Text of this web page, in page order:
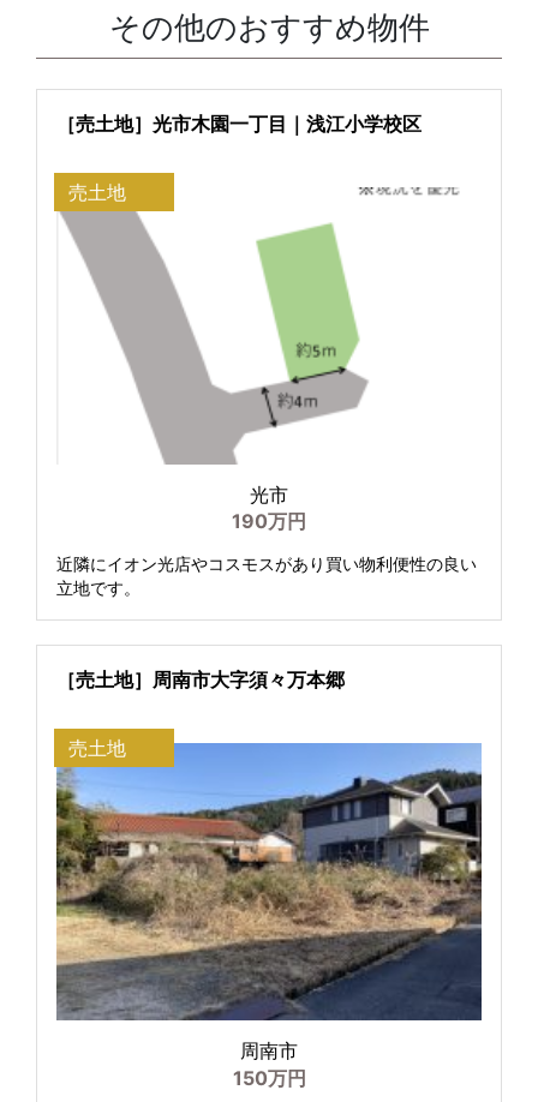
その他のおすすめ物件
［売土地］光市木園一丁目｜浅江小学校区
売土地
光市
190万円
近隣にイオン光店やコスモスがあり買い物利便性の良い
立地です。
［売土地］周南市大字須々万本郷
売土地
周南市
150万円